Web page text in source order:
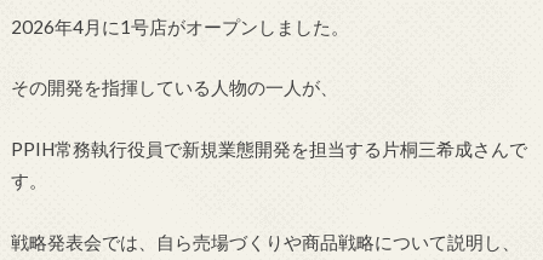
2026年4月に1号店がオープンしました。
その開発を指揮している人物の一人が、
PPIH常務執行役員で新規業態開発を担当する片桐三希成さんで
す。
戦略発表会では、自ら売場づくりや商品戦略について説明し、